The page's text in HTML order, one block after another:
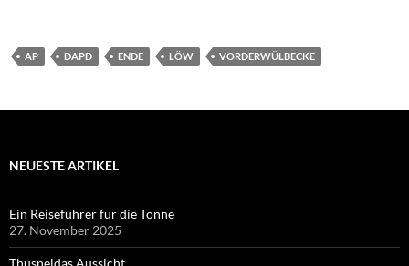
AP DAPD ENDE LÖW VORDERWÜLBECKE
NEUESTE ARTIKEL
Ein Reiseführer für die Tonne
27. November 2025
Thusneldas Aussicht